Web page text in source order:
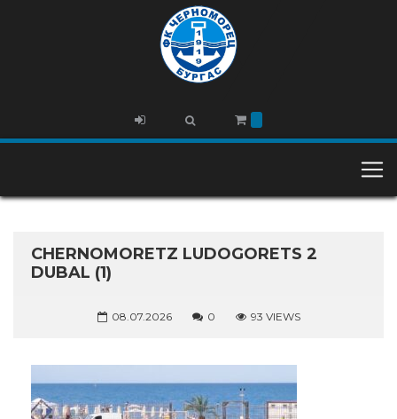
CHERNOMORETZ LUDOGORETS 2
DUBAL (1)
08.07.2026 0 93 VIEWS